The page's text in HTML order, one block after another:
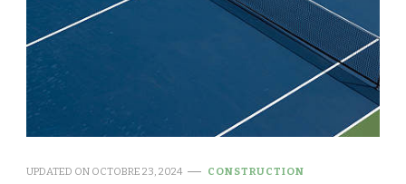
UPDATED ON OCTOBRE 23, 2024 CONSTRUCTION